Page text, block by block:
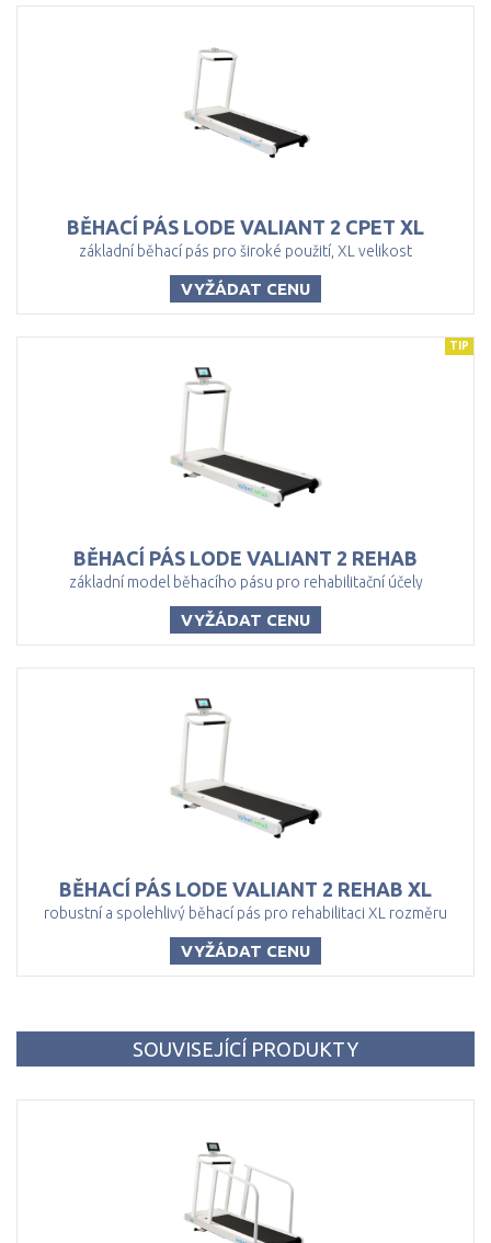
BĚHACÍ PÁS LODE VALIANT 2 CPET XL
základní běhací pás pro široké použití, XL velikost
VYŽÁDAT CENU
BĚHACÍ PÁS LODE VALIANT 2 REHAB
základní model běhacího pásu pro rehabilitační účely
VYŽÁDAT CENU
TIP
BĚHACÍ PÁS LODE VALIANT 2 REHAB XL
robustní a spolehlivý běhací pás pro rehabilitaci XL rozměru
VYŽÁDAT CENU
SOUVISEJÍCÍ PRODUKTY